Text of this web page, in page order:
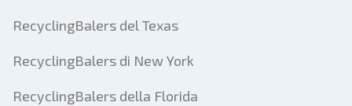
RecyclingBalers del Texas
RecyclingBalers di New York
RecyclingBalers della Florida